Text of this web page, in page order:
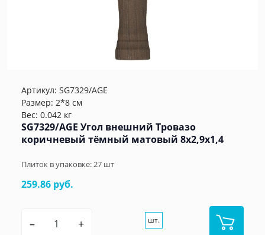
Артикул: SG7329/AGE
Размер: 2*8 см
Вес: 0.042 кг
SG7329/AGE Угол внешний Тровазо
коричневый тёмный матовый 8x2,9x1,4
Плиток в упаковке:27 шт
259.86 руб.
– + шт.